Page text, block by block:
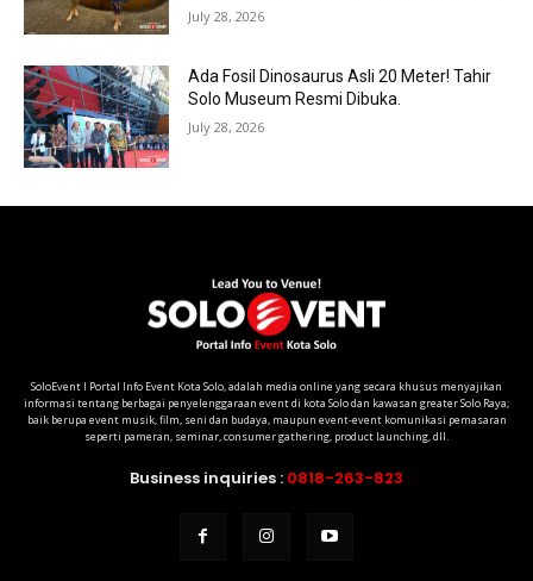
July 28, 2026
Ada Fosil Dinosaurus Asli 20 Meter! Tahir
Solo Museum Resmi Dibuka.
July 28, 2026
SoloEvent I Portal Info Event Kota Solo, adalah media online yang secara khusus menyajikan
informasi tentang berbagai penyelenggaraan event di kota Solo dan kawasan greater Solo Raya;
baik berupa event musik, film, seni dan budaya, maupun event-event komunikasi pemasaran
seperti pameran, seminar, consumer gathering, product launching, dll.
Business inquiries : 0818-263-823